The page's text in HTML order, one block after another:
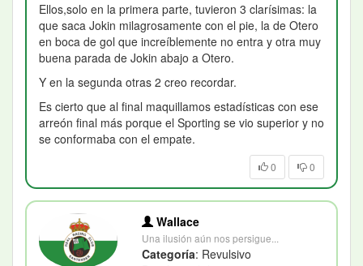
Ellos,solo en la primera parte, tuvieron 3 clarísimas: la
que saca Jokin milagrosamente con el pie, la de Otero
en boca de gol que increíblemente no entra y otra muy
buena parada de Jokin abajo a Otero.
Y en la segunda otras 2 creo recordar.
Es cierto que al final maquillamos estadísticas con ese
arreón final más porque el Sporting se vio superior y no
se conformaba con el empate.
0 0
Wallace
Una ilusión aún nos persigue...
Categoría: Revulsivo